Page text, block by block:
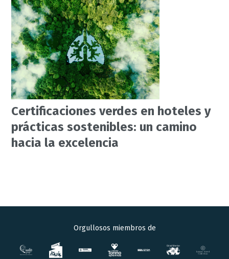
Certificaciones verdes en hoteles y
prácticas sostenibles: un camino
hacia la excelencia
Orgullosos miembros de